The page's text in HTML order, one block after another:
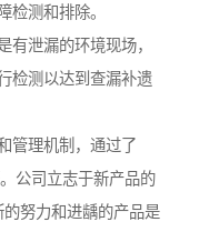
检测和排除。
有泄漏的环境现场，
检测以达到查漏补遗
管理机制，通过了
公司立志于新产品的
努力和进龋的产品是